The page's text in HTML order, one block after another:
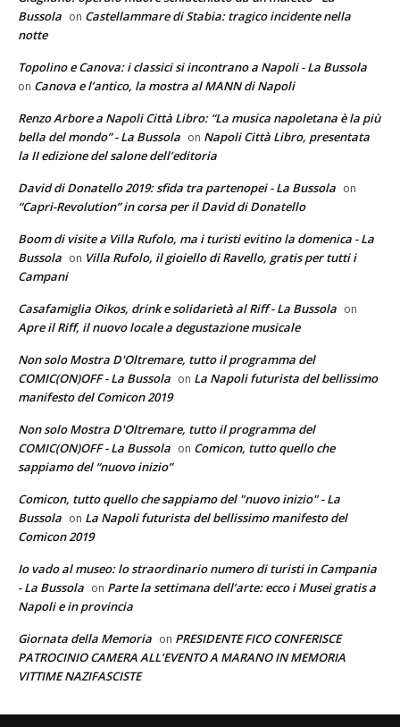
Bussola on Castellammare di Stabia: tragico incidente nella
notte
Topolino e Canova: i classici si incontrano a Napoli - La Bussola
on Canova e l’antico, la mostra al MANN di Napoli
Renzo Arbore a Napoli Città Libro: “La musica napoletana è la più
bella del mondo” - La Bussola on Napoli Città Libro, presentata
la II edizione del salone dell’editoria
David di Donatello 2019: sfida tra partenopei - La Bussola on
“Capri-Revolution” in corsa per il David di Donatello
Boom di visite a Villa Rufolo, ma i turisti evitino la domenica - La
Bussola on Villa Rufolo, il gioiello di Ravello, gratis per tutti i
Campani
Casafamiglia Oikos, drink e solidarietà al Riff - La Bussola on
Apre il Riff, il nuovo locale a degustazione musicale
Non solo Mostra D'Oltremare, tutto il programma del
COMIC(ON)OFF - La Bussola on La Napoli futurista del bellissimo
manifesto del Comicon 2019
Non solo Mostra D'Oltremare, tutto il programma del
COMIC(ON)OFF - La Bussola on Comicon, tutto quello che
sappiamo del “nuovo inizio”
Comicon, tutto quello che sappiamo del "nuovo inizio" - La
Bussola on La Napoli futurista del bellissimo manifesto del
Comicon 2019
Io vado al museo: lo straordinario numero di turisti in Campania
- La Bussola on Parte la settimana dell’arte: ecco i Musei gratis a
Napoli e in provincia
Giornata della Memoria on PRESIDENTE FICO CONFERISCE
PATROCINIO CAMERA ALL’EVENTO A MARANO IN MEMORIA
VITTIME NAZIFASCISTE